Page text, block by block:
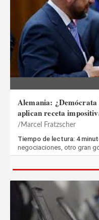
Alemania:
aplican receta
Marcel Fratzscher
Tiempo de lectura: 4
negociaciones, otro gran